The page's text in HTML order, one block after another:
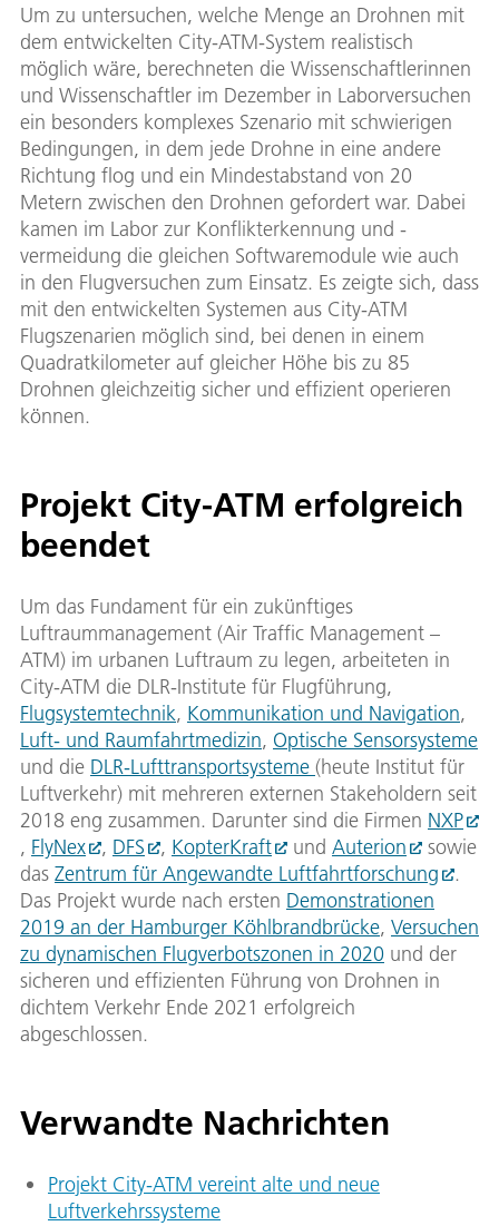
Um zu untersuchen, welche Menge an Drohnen mit
dem entwickelten City-ATM-System realistisch
möglich wäre, berechneten die Wissenschaftlerinnen
und Wissenschaftler im Dezember in Laborversuchen
ein besonders komplexes Szenario mit schwierigen
Bedingungen, in dem jede Drohne in eine andere
Richtung flog und ein Mindestabstand von 20
Metern zwischen den Drohnen gefordert war. Dabei
kamen im Labor zur Konflikterkennung und -
vermeidung die gleichen Softwaremodule wie auch
in den Flugversuchen zum Einsatz. Es zeigte sich, dass
mit den entwickelten Systemen aus City-ATM
Flugszenarien möglich sind, bei denen in einem
Quadratkilometer auf gleicher Höhe bis zu 85
Drohnen gleichzeitig sicher und effizient operieren
können.
Projekt City-ATM erfolgreich
beendet
Um das Fundament für ein zukünftiges
Luftraummanagement (Air Traffic Management –
ATM) im urbanen Luftraum zu legen, arbeiteten in
City-ATM die DLR-Institute für Flugführung,
Flugsystemtechnik, Kommunikation und Navigation,
Luft- und Raumfahrtmedizin, Optische Sensorsysteme
und die DLR-Lufttransportsysteme (heute Institut für
Luftverkehr) mit mehreren externen Stakeholdern seit
2018 eng zusammen. Darunter sind die Firmen NXP
, FlyNex , DFS , KopterKraft und Auterion
sowie
das Zentrum für Angewandte Luftfahrtforschung
.
Das Projekt wurde nach ersten Demonstrationen
2019 an der Hamburger Köhlbrandbrücke, Versuchen
zu dynamischen Flugverbotszonen in 2020 und der
sicheren und effizienten Führung von Drohnen in
dichtem Verkehr Ende 2021 erfolgreich
abgeschlossen.
Verwandte Nachrichten
Projekt City-ATM vereint alte und neue
Luftverkehrssysteme